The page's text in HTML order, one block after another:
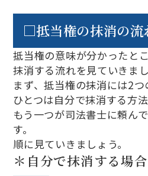
□抵当権の抹消の流
抵当権の意味が分かったと
抹消する流れを見ていきまし
まず、抵当権の抹消には2つ
ひとつは自分で抹消する方法
もう一つが司法書士に頼ん
す。
順に見ていきましょう。
＊自分で抹消する場合